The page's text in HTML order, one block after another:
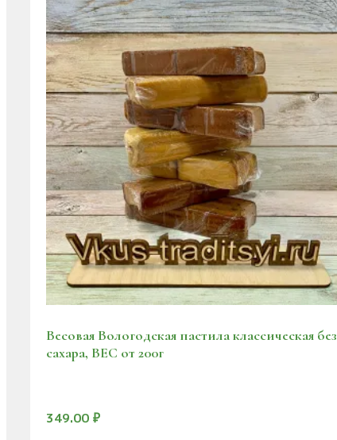
Весовая Вологодская пастила классическая без
сахара, ВЕС от 200г
349.00 ₽